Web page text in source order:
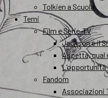
Tolkien a Scuola
Temi
Film e Serie-TV
Jackson e il
Aspetta, qual
Fandom
Associazioni